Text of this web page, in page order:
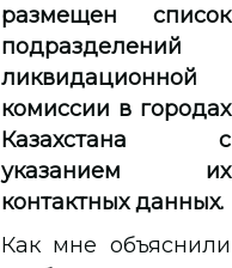
размещен список
подразделений
ликвидационной
комиссии в городах
Казахстана с
указанием их
контактных данных.
Как мне объяснили